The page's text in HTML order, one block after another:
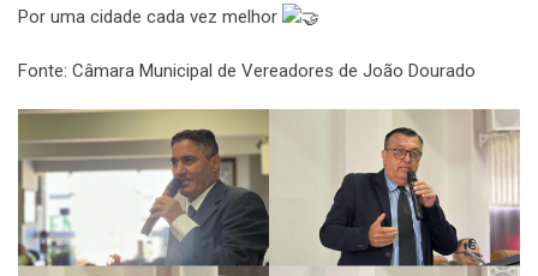
Por uma cidade cada vez melhor
Fonte: Câmara Municipal de Vereadores de João Dourado